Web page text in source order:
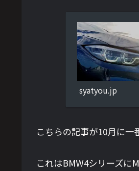
syatyou.jp
こちらの記事が10月に一
これはBMW4シリーズに